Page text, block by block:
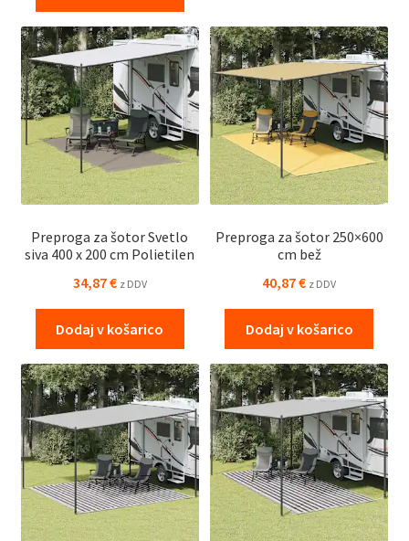
Preproga za šotor Svetlo
siva 400 x 200 cm Polietilen
34,87€ z DDV
Dodaj v košarico
Preproga za šotor 250×600
cm bež
40,87€ z DDV
Dodaj v košarico